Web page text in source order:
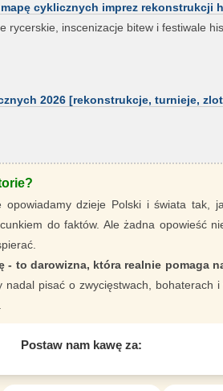
cyklicznych imprez rekonstrukcji
rycerskie, inscenizacje bitew i festiwale
2026 [rekonstrukcje, turnieje,
opowiadamy dzieje Polski i świata tak,
do faktów. Ale żadna opowieść
- to darowizna, która realnie pomaga
nadal pisać o zwycięstwach, bohaterach
Postaw nam kawę za: